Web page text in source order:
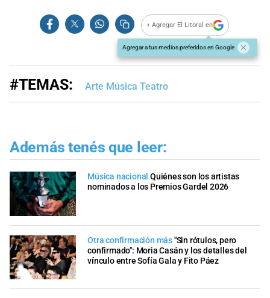
+ Agregar El Litoral en
Agregar a tus medios preferidos en Google
#TEMAS: Arte Música Teatro
Además tenés que leer:
Música nacional Quiénes son los artistas
nominados a los Premios Gardel 2026
Otra confirmación más"Sin rótulos, pero
confirmado": Moria Casán y los detalles del
vínculo entre Sofía Gala y Fito Páez